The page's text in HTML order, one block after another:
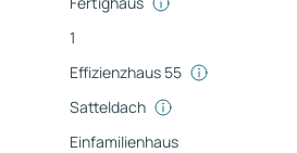
1
Effizienzhaus 55
Satteldach
Einfamilienhaus